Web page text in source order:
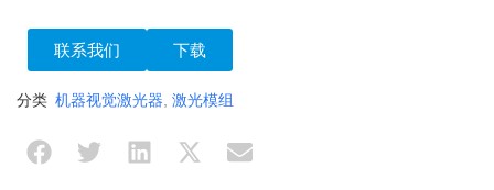
联系我们 下载
分类 机器视觉激光器, 激光模组